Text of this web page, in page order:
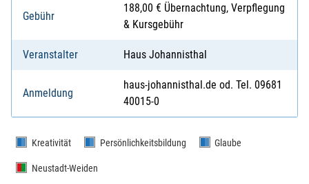
Gebühr
188,00 € Übernachtung, Verpflegung
& Kursgebühr
Veranstalter Haus Johannisthal
Anmeldung
haus-johannisthal.de od. Tel. 09681
40015-0
Kreativität Persönlichkeitsbildung Glaube
Neustadt-Weiden